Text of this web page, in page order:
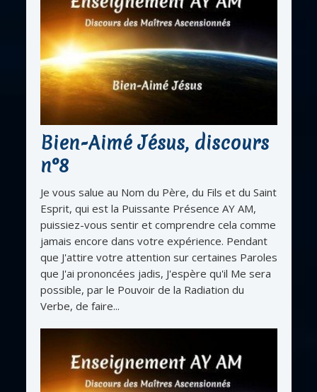
Bien-Aimé Jésus, discours
n°8
Je vous salue au Nom du Père, du Fils et du Saint
Esprit, qui est la Puissante Présence AY AM,
puissiez-vous sentir et comprendre cela comme
jamais encore dans votre expérience. Pendant
que J'attire votre attention sur certaines Paroles
que J'ai prononcées jadis, J'espère qu'il Me sera
possible, par le Pouvoir de la Radiation du
Verbe, de faire...